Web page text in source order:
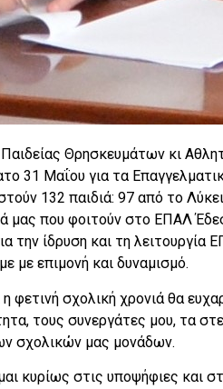
Θρησκευμάτων κι
31 Μαΐου για τα
132 παιδιά: 97 από το
μας που φοιτούν στο ΕΠΑΛ
την ίδρυση και τη λειτουργία
με επιμονή και δυναμισμό.
σχολική χρονιά θα
τους συνεργάτες μου, τα
σχολικών μας μονάδων.
κυρίως στις υποψήφιες και